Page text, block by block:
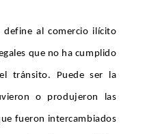
define al comercio ilícito
que no ha cumplido
tránsito. Puede ser la
o produjeron las
fueron intercambiados